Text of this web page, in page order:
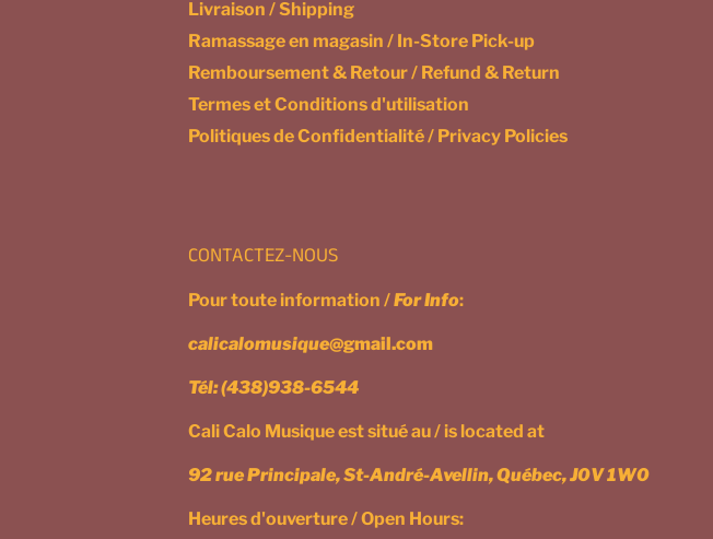
Livraison / Shipping
Ramassage en magasin / In-Store Pick-up
Remboursement & Retour / Refund & Return
Termes et Conditions d'utilisation
Politiques de Confidentialité / Privacy Policies
CONTACTEZ-NOUS
Pour toute information /For Info:
calicalomusique@gmail.com
Tél:(438)938-6544
Cali Calo Musique est situé au / is located at
92 rue Principale, St-André-Avellin, Québec, J0V 1W0
Heures d'ouverture / Open Hours: